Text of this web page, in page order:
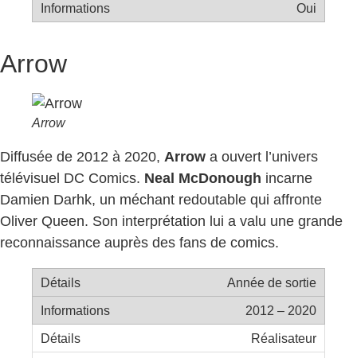
Oui
Arrow
Arrow
Diffusée de 2012 à 2020, Arrow a ouvert l’univers
télévisuel DC Comics. Neal McDonough incarne
Damien Darhk, un méchant redoutable qui affronte
Oliver Queen. Son interprétation lui a valu une grande
reconnaissance auprès des fans de comics.
Année de sortie
2012 – 2020
Réalisateur